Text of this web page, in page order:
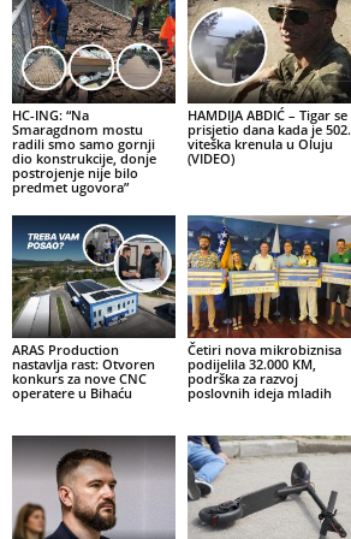
HC-ING: “Na
Smaragdnom mostu
radili smo samo gornji
dio konstrukcije, donje
postrojenje nije bilo
predmet ugovora”
HAMDIJA ABDIĆ – Tigar se
prisjetio dana kada je 502.
viteška krenula u Oluju
(VIDEO)
ARAS Production
nastavlja rast: Otvoren
konkurs za nove CNC
operatere u Bihaću
Četiri nova mikrobiznisa
podijelila 32.000 KM,
podrška za razvoj
poslovnih ideja mladih